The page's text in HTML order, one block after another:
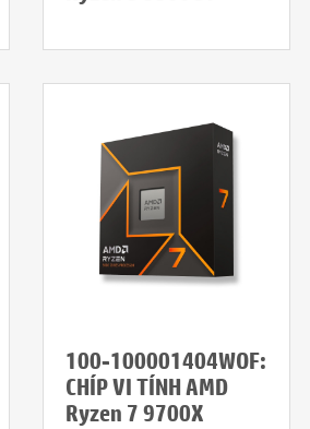
100-100001404WOF:
CHÍP VI TÍNH AMD
Ryzen 7 9700X